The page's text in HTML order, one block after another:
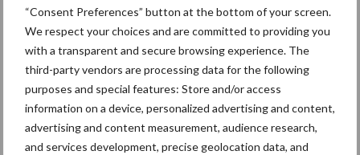
“Consent Preferences” button at the bottom of your screen.
We respect your choices and are committed to providing you
with a transparent and secure browsing experience. The
third-party vendors are processing data for the following
purposes and special features: Store and/or access
information on a device, personalized advertising and content,
advertising and content measurement, audience research,
and services development, precise geolocation data, and
Bron – Goodyear
Speciaal voor jou! Nieuws over
tractorbanden